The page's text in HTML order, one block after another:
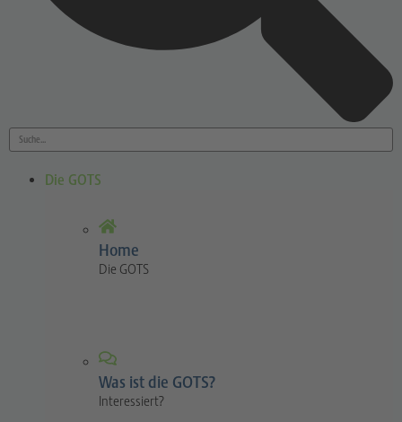
Die GOTS
Home
Die GOTS
Was ist die GOTS?
Interessiert?